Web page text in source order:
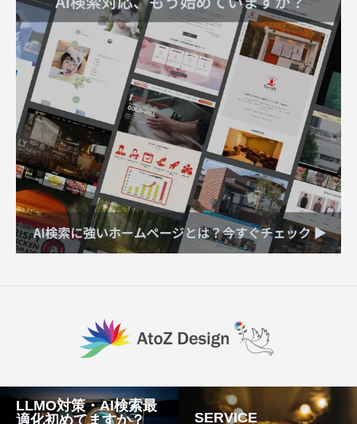
LLMO対策・AI検索最
適化初めてますか？
SERVICE